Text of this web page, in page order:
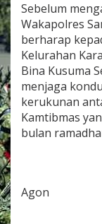
Sebelum
Wakapolres
berharap
Kelurahan
Bina Kusuma
menjaga
kerukunan
Kamtibmas
bulan
Agon